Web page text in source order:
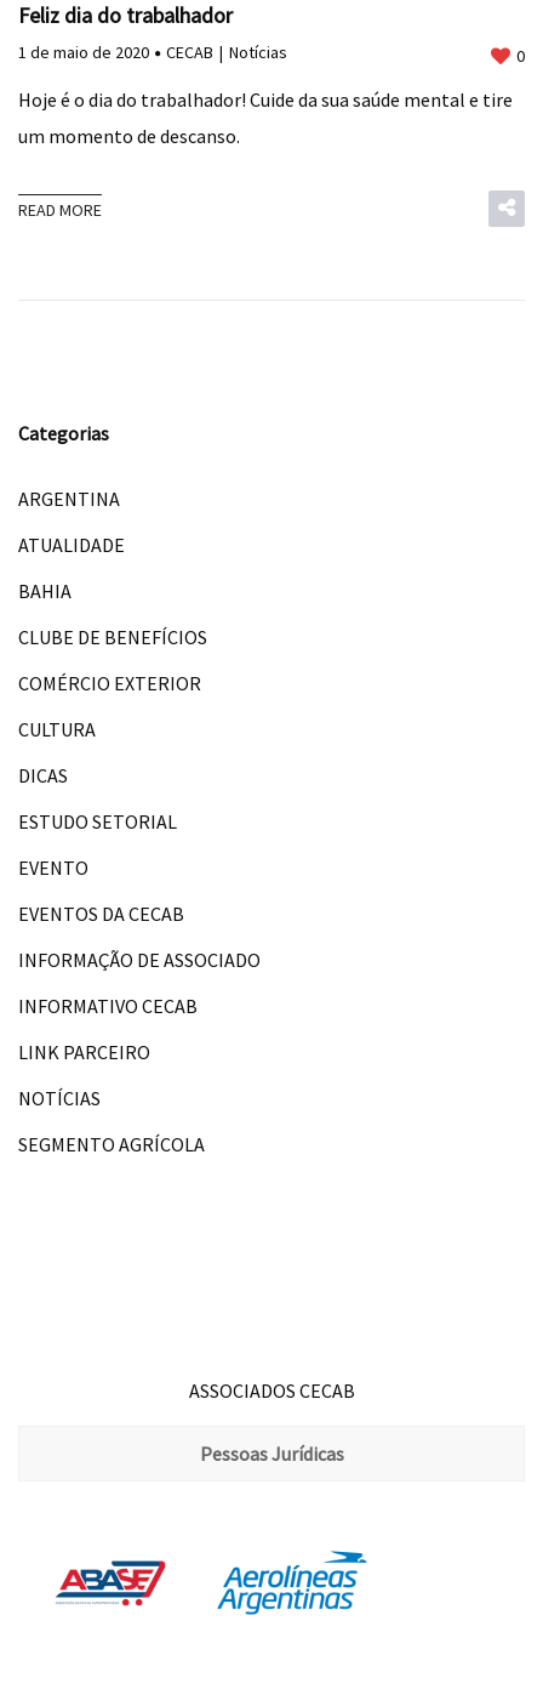
Feliz dia do trabalhador
1 de maio de 2020 CECAB Notícias 0
Hoje é o dia do trabalhador! Cuide da sua saúde mental e tire
um momento de descanso.
READ MORE
Categorias
ARGENTINA
ATUALIDADE
BAHIA
CLUBE DE BENEFÍCIOS
COMÉRCIO EXTERIOR
CULTURA
DICAS
ESTUDO SETORIAL
EVENTO
EVENTOS DA CECAB
INFORMAÇÃO DE ASSOCIADO
INFORMATIVO CECAB
LINK PARCEIRO
NOTÍCIAS
SEGMENTO AGRÍCOLA
ASSOCIADOS CECAB
Pessoas Jurídicas